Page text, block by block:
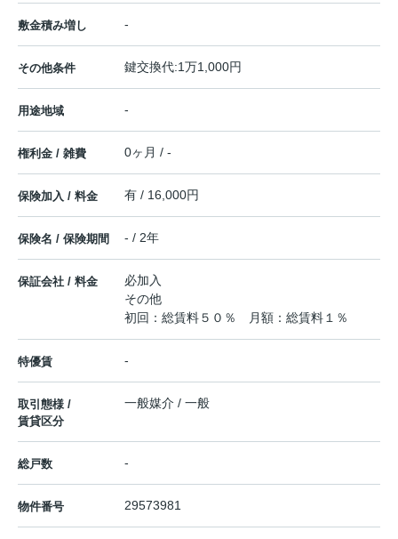
敷金積み増し -
その他条件 鍵交換代:1万1,000円
用途地域 -
権利金 / 雑費 0ヶ月 / -
保険加入 / 料金 有 / 16,000円
保険名 / 保険期間 - / 2年
保証会社 / 料金
必加入
その他
初回：総賃料５０％ 月額：総賃料１％
特優賃 -
取引態様 /
賃貸区分
一般媒介 / 一般
総戸数 -
物件番号 29573981